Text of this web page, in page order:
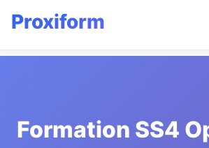
Formation SS4